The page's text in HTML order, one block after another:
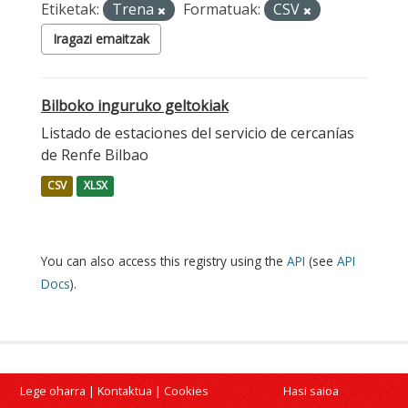
Etiketak: Trena Formatuak: CSV
Iragazi emaitzak
Bilboko inguruko geltokiak
Listado de estaciones del servicio de cercanías
de Renfe Bilbao
CSV XLSX
You can also access this registry using the API (see API
Docs).
Lege oharra | Kontaktua | Cookies Hasi saioa